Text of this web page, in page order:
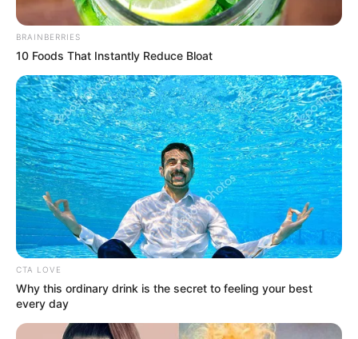
Végre révbe ért Zsófi? Az elmúlt közel három
évben a Reggeli egykori háziasszonyát egymás
után érték a szívszaggató magánéleti csalódások.
2021 januárjában egy könnyekkel teli interjúban
jelentette be, hogy gyermeke édesapjával Zsolttal
négy és fél év házasság után elválnak.
Alig egy év múlva a műsorvezető már Shane Tusup
BRAINBERRIES
10 Foods That Instantly Reduce Bloat
CTA LOVE
Why this ordinary drink is the secret to feeling your best
every day